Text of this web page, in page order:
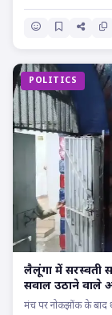
POLITICS
लैलूंगा में सरस्वती
सवाल उठाने वाले
सियासत..
मंच पर नोकझोंक के बाद